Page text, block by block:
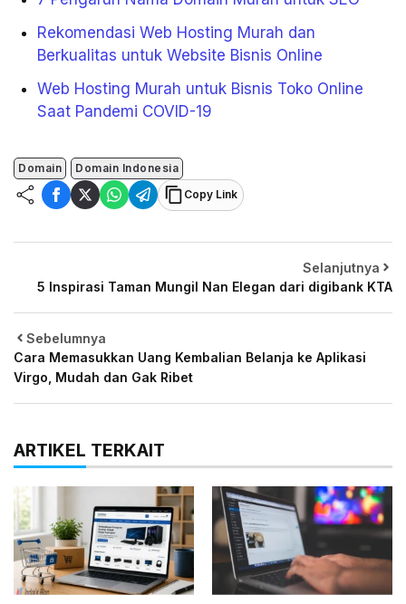
Rekomendasi Web Hosting Murah dan
Berkualitas untuk Website Bisnis Online
Web Hosting Murah untuk Bisnis Toko Online
Saat Pandemi COVID-19
Domain
Domain Indonesia
Copy Link
Sebelumnya
Cara Memasukkan Uang Kembalian Belanja ke Aplikasi
Virgo, Mudah dan Gak Ribet
Selanjutnya
5 Inspirasi Taman Mungil Nan Elegan dari digibank KTA
ARTIKEL TERKAIT